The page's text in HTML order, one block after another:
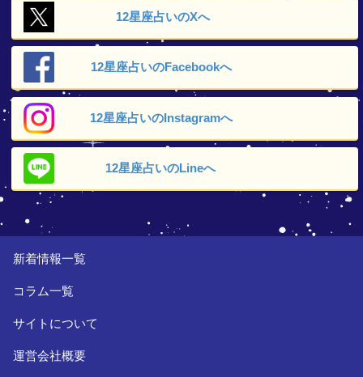
12星座占いのXへ
12星座占いのFacebookへ
12星座占いのInstagramへ
12星座占いのLineへ
新着情報一覧
コラム一覧
サイトについて
運営会社概要